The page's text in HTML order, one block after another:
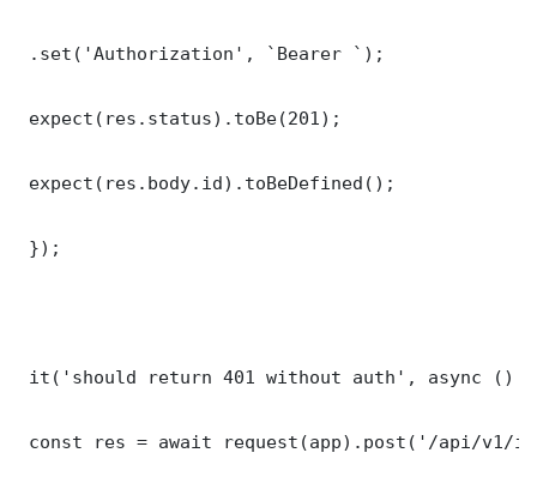
.set('Authorization', `Bearer `);
expect(res.status).toBe(201);
expect(res.body.id).toBeDefined();
});
it('should return 401 without auth', async ()
const res = await request(app).post('/api/v1/